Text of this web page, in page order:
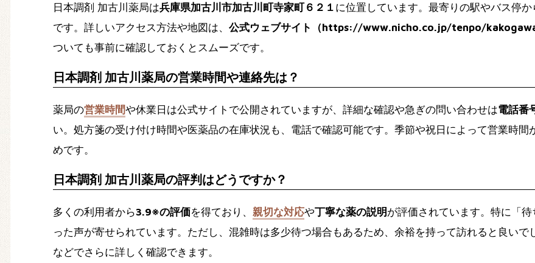
日本調剤 加古川薬局は兵庫県加古川市加古川町寺家町６２１ に位置しています。最寄りの駅やバス停
です。詳しいアクセス方法や地図は、 公式ウェブサイト（https://www.nicho.co.jp/tenpo/
ついても事前に確認しておくとスムーズです。
日本調剤 加古川薬局の営業時間や連絡先は？
薬局の営業時間や休業日は公式サイトで公開されていますが、詳細な確認や急ぎの問い合わせは電話番
い。処方箋の受け付け時間や医薬品の在庫状況も、電話で確認可能です。季節や祝日によって営業時
めです。
日本調剤 加古川薬局の評判はどうですか？
多くの利用者から3.9※の評価を得ており、 親切な対応や丁寧な薬の説明が評価されています。特に「
った声が寄せられています。ただし、混雑時は多少待つ場合もあるため、余裕を持って訪れると良い
などでさらに詳しく確認できます。